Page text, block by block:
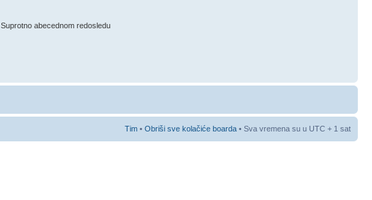
Suprotno abecednom redosledu
Tim • Obriši sve kolačiće boarda • Sva vremena su u UTC + 1 sat